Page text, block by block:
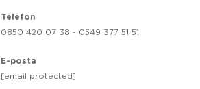
Telefon
0850 420 07 38 - 0549 377 51 51
E-posta
[email protected]